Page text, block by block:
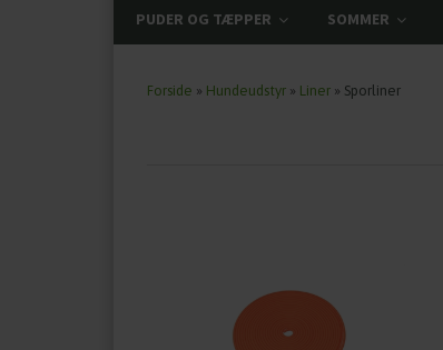
PUDER OG TÆPPER SOMMER
Forside » Hundeudstyr » Liner » Sporliner